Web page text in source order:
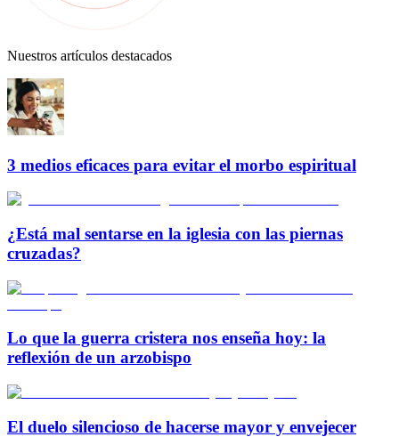
Nuestros artículos destacados
3 medios eficaces para evitar el morbo espiritual
¿Está mal sentarse en la iglesia con las piernas
cruzadas?
Lo que la guerra cristera nos enseña hoy: la
reflexión de un arzobispo
El duelo silencioso de hacerse mayor y envejecer